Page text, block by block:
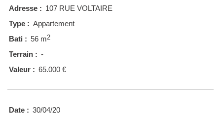
Adresse : 107 RUE VOLTAIRE
Type : Appartement
Bati : 56 m2
Terrain : -
Valeur : 65.000 €
Date : 30/04/20